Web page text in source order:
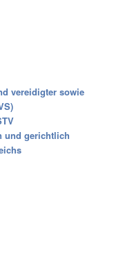
vereidigter sowie
und gerichtlich